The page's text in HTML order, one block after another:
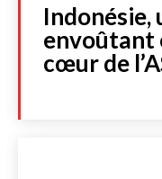
Indonésie,
envoûtant
cœur de